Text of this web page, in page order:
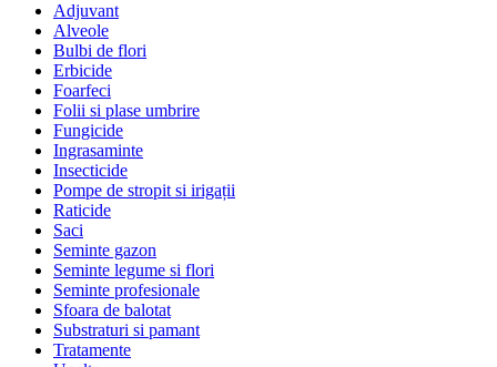
Adjuvant
Alveole
Bulbi de flori
Erbicide
Foarfeci
Folii si plase umbrire
Fungicide
Ingrasaminte
Insecticide
Pompe de stropit si irigații
Raticide
Saci
Seminte gazon
Seminte legume si flori
Seminte profesionale
Sfoara de balotat
Substraturi si pamant
Tratamente